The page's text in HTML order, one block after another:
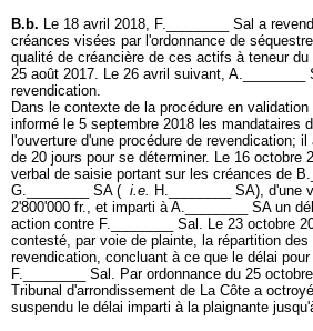
B.b. Le 18 avril 2018, F.________ Sal a
créances visées par l'ordonnance de
qualité de créancière de ces actifs à teneur
25 août 2017. Le 26 avril suivant, A.________
revendication.
Dans le contexte de la procédure en
informé le 5 septembre 2018 les mandataires
l'ouverture d'une procédure de revendication;
de 20 jours pour se déterminer. Le 16 octobre
verbal de saisie portant sur les créances de
G.________ SA ( i.e. H.________ SA), d'une
2'800'000 fr., et imparti à A.________ SA un
action contre F.________ Sal. Le 23 octobre
contesté, par voie de plainte, la répartition
revendication, concluant à ce que le délai
F.________ Sal. Par ordonnance du 25
Tribunal d'arrondissement de La Côte a
suspendu le délai imparti à la plaignante